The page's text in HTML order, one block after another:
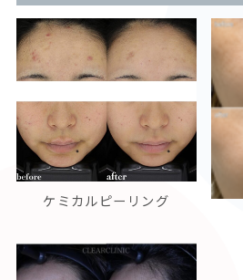
ケミカルピーリング